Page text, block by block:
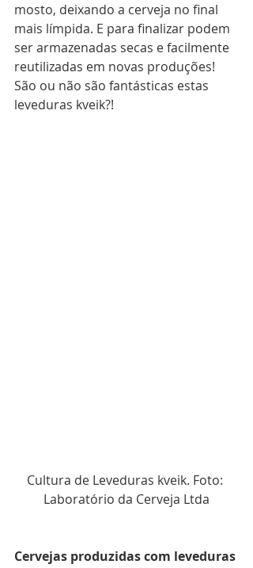
mosto, deixando a cerveja no final
mais límpida. E para finalizar podem
ser armazenadas secas e facilmente
reutilizadas em novas produções!
São ou não são fantásticas estas
leveduras kveik?!
Cultura de Leveduras kveik. Foto:
Laboratório da Cerveja Ltda
Cervejas produzidas com leveduras